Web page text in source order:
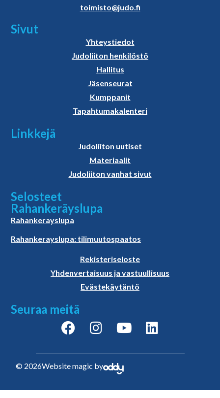
toimisto@judo.fi
Sivut
Yhteystiedot
Judoliiton henkilöstö
Hallitus
Jäsenseurat
Kumppanit
Tapahtumakalenteri
Linkkejä
Judoliiton uutiset
Materiaalit
Judoliiton vanhat sivut
Selosteet
Rahankeräyslupa
Rahankerayslupa
Rahankerayslupa: tilimuutospaatos
Rekisteriseloste
Yhdenvertaisuus ja vastuullisuus
Evästekäytäntö
Seuraa meitä
© 2026Website magic by